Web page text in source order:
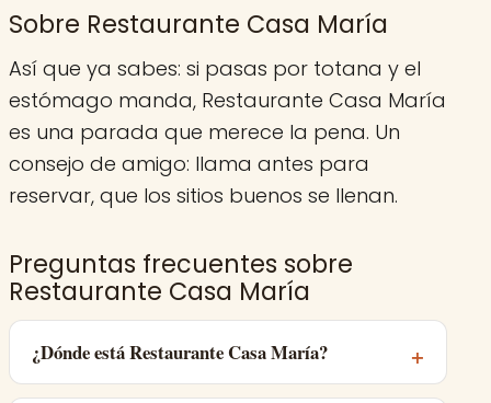
Sobre Restaurante Casa María
Así que ya sabes: si pasas por totana y el
estómago manda, Restaurante Casa María
es una parada que merece la pena. Un
consejo de amigo: llama antes para
reservar, que los sitios buenos se llenan.
Preguntas frecuentes sobre
Restaurante Casa María
¿Dónde está Restaurante Casa María?